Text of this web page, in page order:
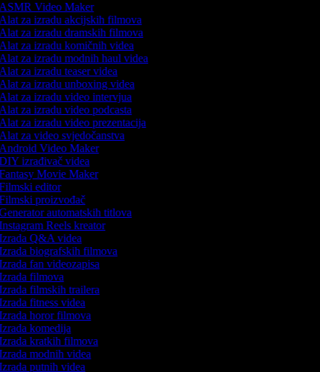
Video Maker
za izradu akcijskih filmova
za izradu dramskih filmova
za izradu komičnih videa
za izradu modnih haul videa
za izradu teaser videa
za izradu unboxing videa
za izradu video intervjua
za izradu video podcasta
za izradu video prezentacija
za video svjedočanstva
Video Maker
izrađivač videa
Movie Maker
editor
proizvođač
automatskih titlova
Reels kreator
Q&A videa
biografskih filmova
fan videozapisa
filmova
filmskih trailera
fitness videa
horor filmova
komedija
kratkih filmova
modnih videa
putnih videa